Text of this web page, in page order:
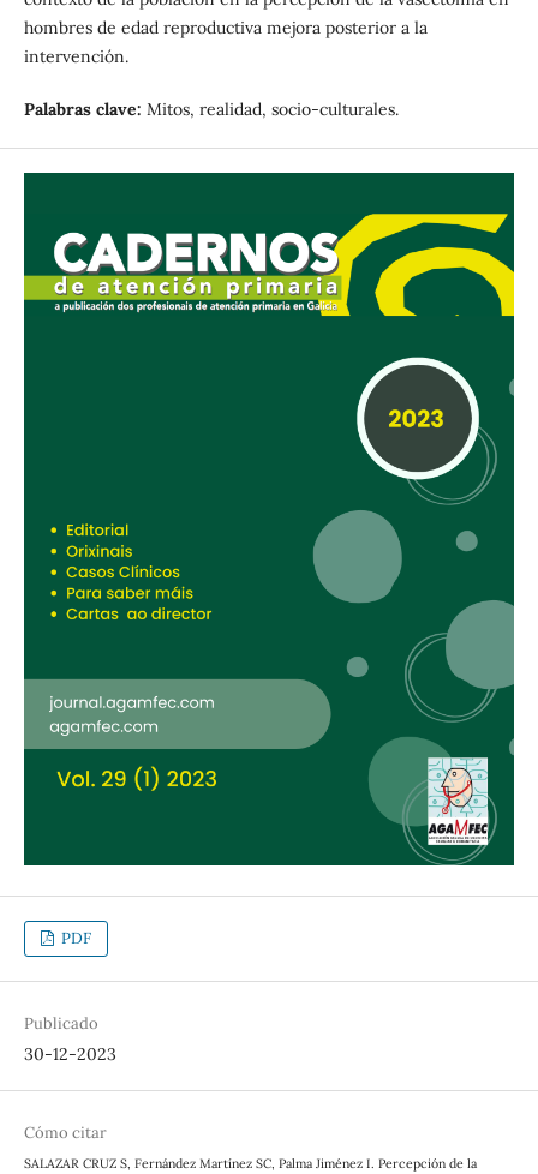
hombres de edad reproductiva mejora posterior a la
intervención.
Palabras clave: Mitos, realidad, socio-culturales.
PDF
Publicado
30-12-2023
Cómo citar
SALAZAR CRUZ S, Fernández Martínez SC, Palma Jiménez I. Percepción de la